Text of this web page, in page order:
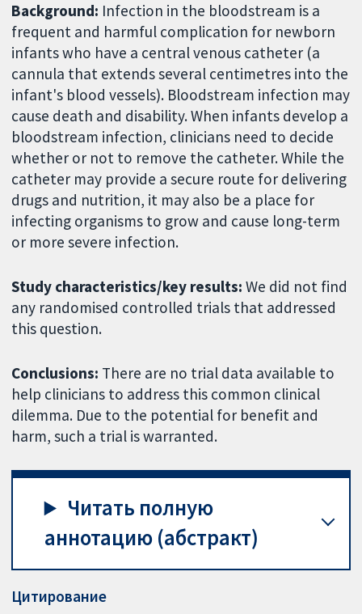
Background: Infection in the bloodstream is a
frequent and harmful complication for newborn
infants who have a central venous catheter (a
cannula that extends several centimetres into the
infant's blood vessels). Bloodstream infection may
cause death and disability. When infants develop a
bloodstream infection, clinicians need to decide
whether or not to remove the catheter. While the
catheter may provide a secure route for delivering
drugs and nutrition, it may also be a place for
infecting organisms to grow and cause long-term
or more severe infection.
Study characteristics/key results:We did not find
any randomised controlled trials that addressed
this question.
Conclusions: There are no trial data available to
help clinicians to address this common clinical
dilemma. Due to the potential for benefit and
harm, such a trial is warranted.
Читать полную
аннотацию (абстракт)
Цитирование